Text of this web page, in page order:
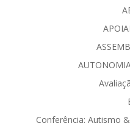
Conferência: Autismo